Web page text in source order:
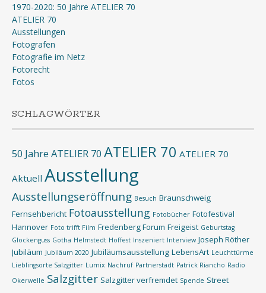
1970-2020: 50 Jahre ATELIER 70
ATELIER 70
Ausstellungen
Fotografen
Fotografie im Netz
Fotorecht
Fotos
SCHLAGWÖRTER
50 Jahre ATELIER 70 ATELIER 70 ATELIER 70
Aktuell Ausstellung
Ausstellungseröffnung Besuch Braunschweig
Fernsehbericht Fotoausstellung Fotobücher Fotofestival
Hannover Foto trifft Film Fredenberg Forum Freigeist Geburtstag
Glockenguss Gotha Helmstedt Hoffest Inszeniert Interview Joseph Röther
Jubiläum Jubiläum 2020 Jubiläumsausstellung LebensArt Leuchttürme
Lieblingsorte Salzgitter Lumix Nachruf Partnerstadt Patrick Riancho Radio
Okerwelle Salzgitter Salzgitter verfremdet Spende Street